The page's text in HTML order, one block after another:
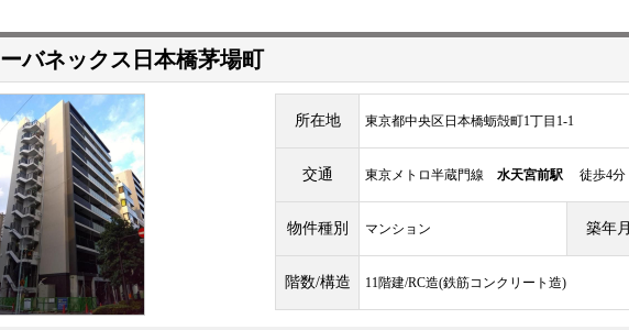
バネックス日本橋茅場町
所在地 東京都中央区日本橋蛎殻町1丁目1-1
交通 東京メトロ半蔵門線 水天宮前駅 徒歩4分
物件種別 マンション 築年月
階数/構造 11階建/RC造(鉄筋コンクリート造)